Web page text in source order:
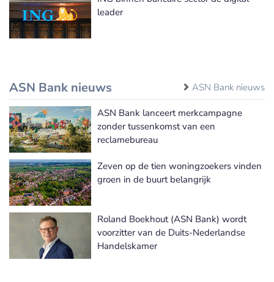
leader
ASN Bank nieuws ASN Bank nieuws
ASN Bank lanceert merkcampagne
zonder tussenkomst van een
reclamebureau
Zeven op de tien woningzoekers vinden
groen in de buurt belangrijk
Roland Boekhout (ASN Bank) wordt
voorzitter van de Duits-Nederlandse
Handelskamer